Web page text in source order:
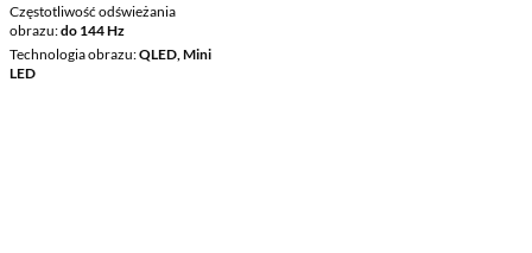
Częstotliwość odświeżania
obrazu do 144 Hz
Technologia obrazu QLED, Mini
LED